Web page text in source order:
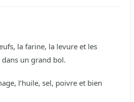
la farine, la levure et les
un grand bol.
l’huile, sel, poivre et bien